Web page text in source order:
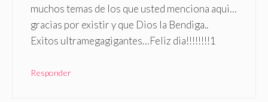
muchos temas de los que usted menciona aqui…
gracias por existir y que Dios la Bendiga..
Exitos ultramegagigantes…Feliz dia!!!!!!!!1
Responder